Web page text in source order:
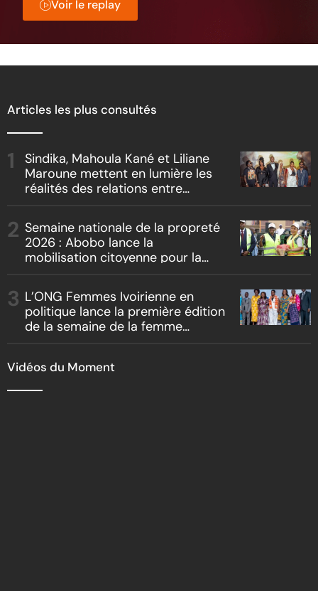
Voir le replay
Articles les plus consultés
Sindika, Mahoula Kané et Liliane
Maroune mettent en lumière les
réalités des relations entre
« Boss vs Boss »
Semaine nationale de la propreté
2026 : Abobo lance la
mobilisation citoyenne pour la
L’ONG Femmes Ivoirienne en
politique lance la première édition
de la semaine de la femme
Vidéos du Moment